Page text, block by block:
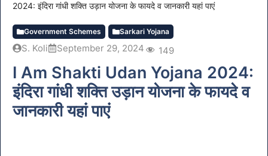
2024: इंदिरा गांधी शक्ति उड़ान योजना के फायदे व जानकारी यहां पाएं
Government Schemes Sarkari Yojana
S. Koli September 29, 2024 149
I Am Shakti Udan Yojana 2024:
इंदिरा गांधी शक्ति उड़ान योजना के फायदे व
जानकारी यहां पाएं